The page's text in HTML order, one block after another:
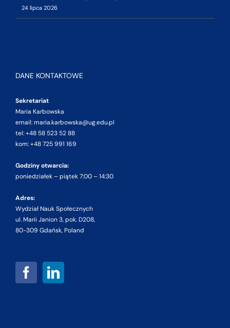
24 lipca 2026
DANE KONTAKTOWE
Sekretariat
Maria Karbowska
email: maria.karbowska@ug.edu.pl
tel: +48 58 523 52 88
kom: +48 725 991 169
Godziny otwarcia:
poniedziałek – piątek 7:00 – 14:30
Adres:
Wydział Nauk Społecznych
ul. Marii Janion 3, pok. D208,
80-309 Gdańsk, Poland